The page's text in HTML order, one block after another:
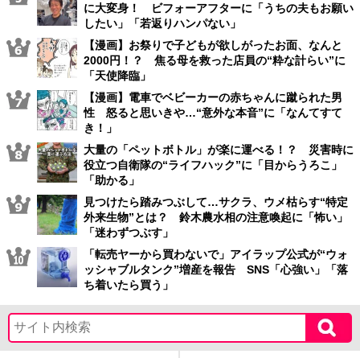
に大変身！ ビフォーアフターに「うちの夫もお願い
したい」「若返りハンパない」
【漫画】お祭りで子どもが欲しがったお面、なんと
2000円！？ 焦る母を救った店員の“粋な計らい”に
「天使降臨」
【漫画】電車でベビーカーの赤ちゃんに蹴られた男
性 怒ると思いきや…“意外な本音”に「なんてすて
き！」
大量の「ペットボトル」が楽に運べる！？ 災害時に
役立つ自衛隊の“ライフハック”に「目からうろこ」
「助かる」
見つけたら踏みつぶして…サクラ、ウメ枯らす“特定
外来生物”とは？ 鈴木農水相の注意喚起に「怖い」
「迷わずつぶす」
「転売ヤーから買わないで」アイラップ公式が“ウォ
ッシャブルタンク”増産を報告 SNS「心強い」「落
ち着いたら買う」